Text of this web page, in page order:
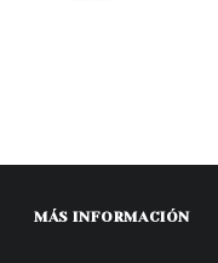
MÁS INFORMACIÓN